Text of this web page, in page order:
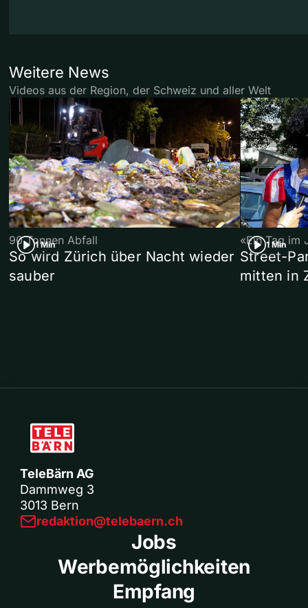
Weitere News
Videos aus der Region, der Schweiz und aller Welt
1 Min
90 Tonnen Abfall
So wird Zürich über Nacht wieder
sauber
1 Min
«Ein Tag im
Street-
mitten in
TeleBärn AG
Dammweg 3
3013 Bern
redaktion@telebaern.ch
Jobs
Werbemöglichkeiten
Empfang